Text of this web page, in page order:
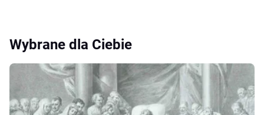
Wybrane dla Ciebie